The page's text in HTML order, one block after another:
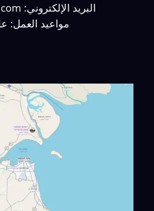
البريد الإلكتروني: najaralkawit@gmail.com
مواعيد العمل: